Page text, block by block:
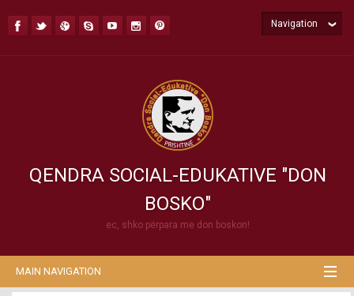
QENDRA SOCIAL-EDUKATIVE "DON
BOSKO"
ec, shko përpara me don boskon!
Navigation
MAIN NAVIGATION